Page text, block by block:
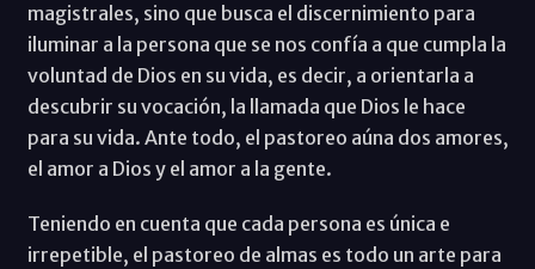
magistrales, sino que busca el discernimiento para
iluminar a la persona que se nos confía a que cumpla la
voluntad de Dios en su vida, es decir, a orientarla a
descubrir su vocación, la llamada que Dios le hace
para su vida. Ante todo, el pastoreo aúna dos amores,
el amor a Dios y el amor a la gente.
Teniendo en cuenta que cada persona es única e
irrepetible, el pastoreo de almas es todo un arte para